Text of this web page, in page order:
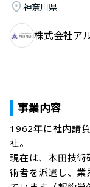
神奈川県
株式会社ア
事業内容
1962年に社内請
社。
現在は、本田技術
術者を派遣し、業